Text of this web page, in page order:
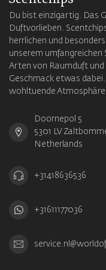
Du bist einzigartig. Das
Duftvorlieben.
herrlichen und
unserem
Arten von Raumduft
Geschmack etwas
wohltuende Atmosphäre!
Doornepol 5
5301 LV
Netherlands
+31418636536
+31611177036